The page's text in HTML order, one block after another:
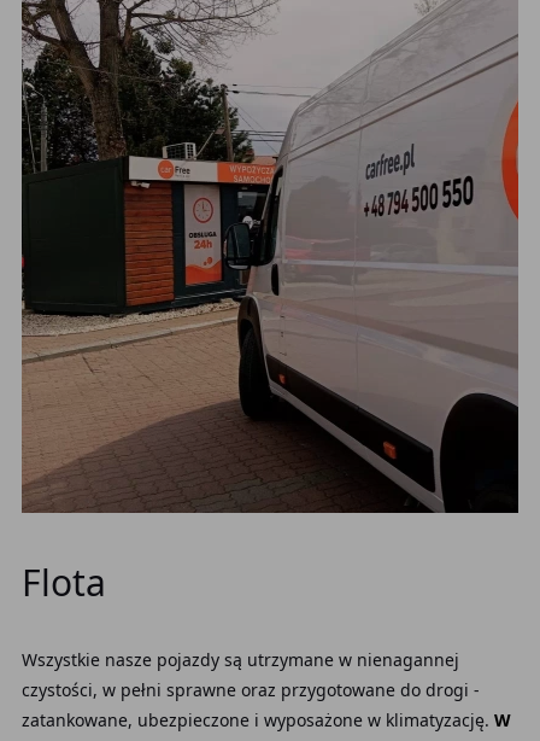
Flota
Wszystkie nasze pojazdy są utrzymane w nienagannej
czystości, w pełni sprawne oraz przygotowane do drogi -
zatankowane, ubezpieczone i wyposażone w klimatyzację. W